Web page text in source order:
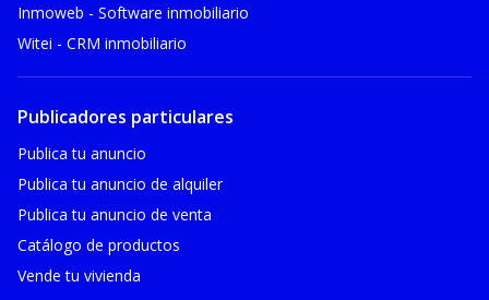
Inmoweb - Software inmobiliario
Witei - CRM inmobiliario
Publicadores particulares
Publica tu anuncio
Publica tu anuncio de alquiler
Publica tu anuncio de venta
Catálogo de productos
Vende tu vivienda